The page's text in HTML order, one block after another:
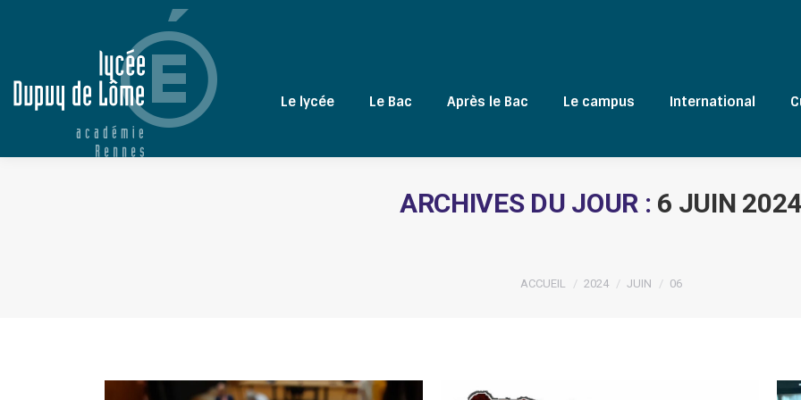
Le lycée Le Bac Après le Bac Le campus International
ARCHIVES DU JOUR : 6 JUIN 2024
Vous êtes ici :
ACCUEIL 2024 JUIN 06